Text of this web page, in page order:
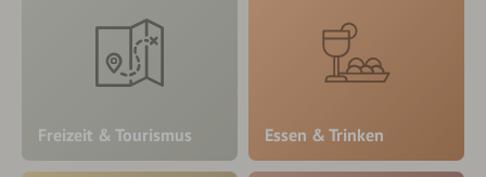
Freizeit & Tourismus Essen & Trinken